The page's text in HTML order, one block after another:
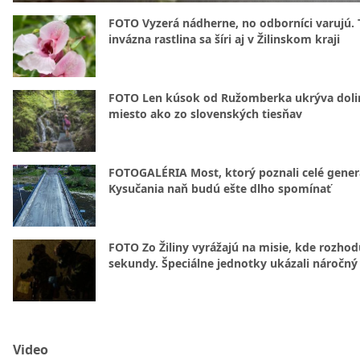
FOTO Vyzerá nádherne, no odborníci varujú.
invázna rastlina sa šíri aj v Žilinskom kraji
FOTO Len kúsok od Ružomberka ukrýva
miesto ako zo slovenských tiesňav
FOTOGALÉRIA Most, ktorý poznali celé
Kysučania naň budú ešte dlho spomínať
FOTO Zo Žiliny vyrážajú na misie, kde
sekundy. Špeciálne jednotky ukázali
Video